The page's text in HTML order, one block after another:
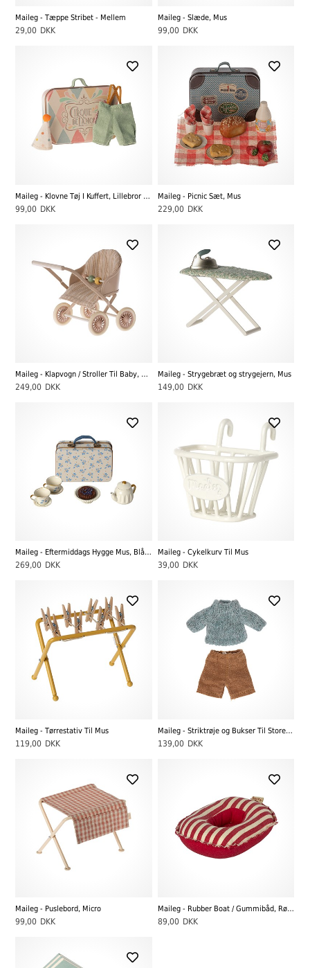
Maileg - Tæppe Stribet - Mellem
29,00 DKK
Maileg - Slæde, Mus
99,00 DKK
Maileg - Klovne Tøj I Kuffert, Lillebror Mus
99,00 DKK
Maileg - Picnic Sæt, Mus
229,00 DKK
Maileg - Klapvogn / Stroller Til Baby, Rosa
249,00 DKK
Maileg - Strygebræt og strygejern, Mus
149,00 DKK
Maileg - Eftermiddags Hygge Mus, Blå Madelaine
269,00 DKK
Maileg - Cykelkurv Til Mus
39,00 DKK
Maileg - Tørrestativ Til Mus
119,00 DKK
Maileg - Striktrøje og Bukser Til Storebror Mus
139,00 DKK
Maileg - Puslebord, Micro
99,00 DKK
Maileg - Rubber Boat / Gummibåd, Rød Stribet
89,00 DKK